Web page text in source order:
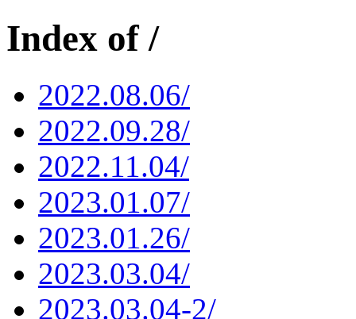
Index of /
2022.08.06/
2022.09.28/
2022.11.04/
2023.01.07/
2023.01.26/
2023.03.04/
2023.03.04-2/